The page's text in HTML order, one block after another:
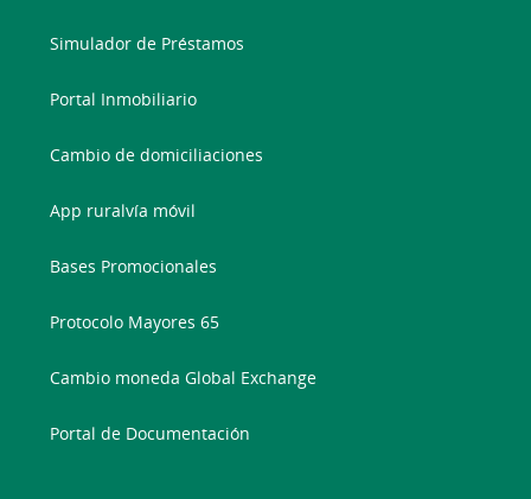
Simulador de Préstamos
Portal Inmobiliario
Cambio de domiciliaciones
App ruralvía móvil
Bases Promocionales
Protocolo Mayores 65
Cambio moneda Global Exchange
Portal de Documentación